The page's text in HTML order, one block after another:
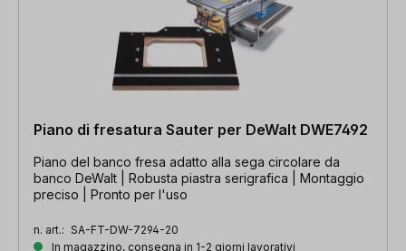
Piano di fresatura Sauter per DeWalt DWE7492
Piano del banco fresa adatto alla sega circolare da
banco DeWalt | Robusta piastra serigrafica | Montaggio
preciso | Pronto per l'uso
n. art.: SA-FT-DW-7294-20
In magazzino, consegna in 1-2 giorni lavorativi